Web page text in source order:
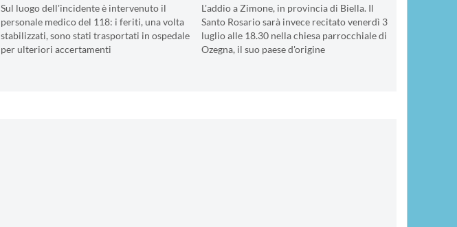
Sul luogo dell'incidente è intervenuto il
personale medico del 118: i feriti, una volta
stabilizzati, sono stati trasportati in ospedale
per ulteriori accertamenti
L'addio a Zimone, in provincia di Biella. Il
Santo Rosario sarà invece recitato venerdì 3
luglio alle 18.30 nella chiesa parrocchiale di
Ozegna, il suo paese d'origine